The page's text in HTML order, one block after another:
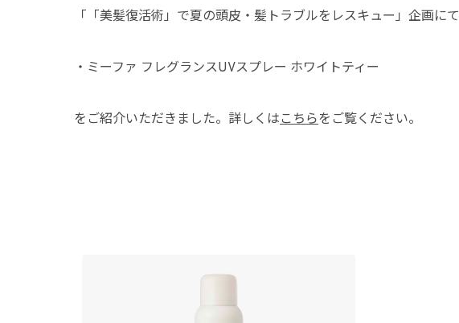
「 「美髪復活術」で夏の頭皮・髪トラブルをレスキュー」企画にて
・ミーファ フレグランスUVスプレー ホワイトティー
をご紹介いただきました。詳しくはこちらをご覧ください。